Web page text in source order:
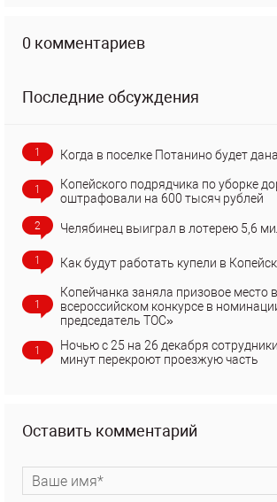
0 комментариев
Последние обсуждения
1 Когда в поселке Потанино будет
1
Копейского подрядчика по уборке
оштрафовали на 600 тысяч рублей
2 Челябинец выиграл в лотерею 5,6
1 Как будут работать купели в
1
Копейчанка заняла призовое место
всероссийском конкурсе в
председатель ТОС»
1
Ночью с 25 на 26 декабря
минут перекроют проезжую часть
Оставить комментарий